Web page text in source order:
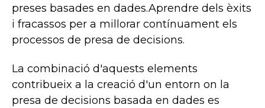
preses basades en dades.Aprendre dels èxits
i fracassos per a millorar contínuament els
processos de presa de decisions.
La combinació d'aquests elements
contribueix a la creació d'un entorn on la
presa de decisions basada en dades es